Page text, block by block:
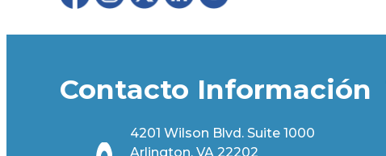
Contacto Información
4201 Wilson Blvd. Suite 1000
Arlington, VA 22202